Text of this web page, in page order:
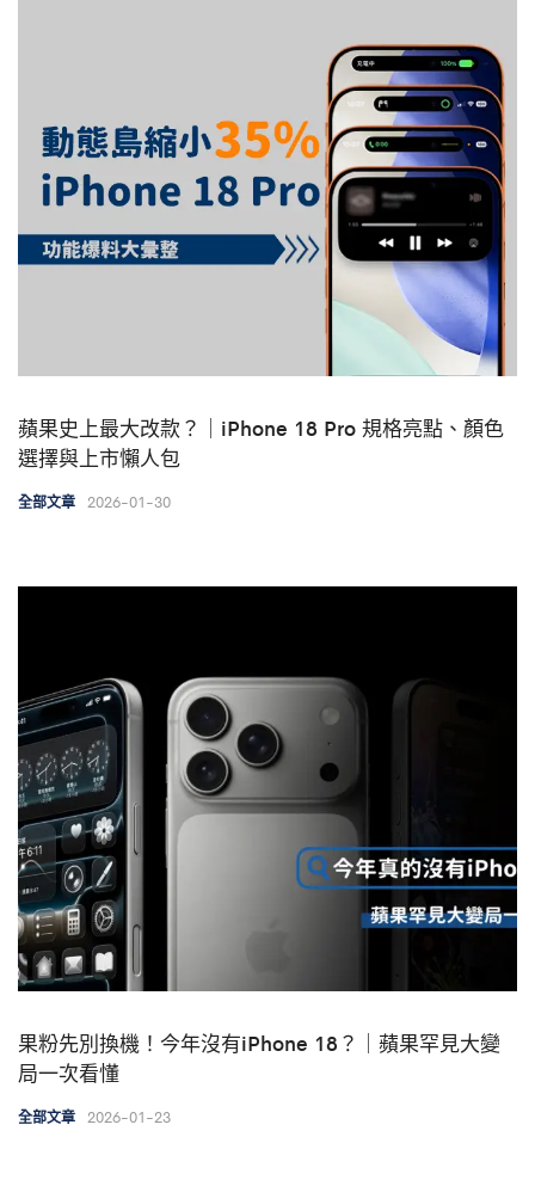
蘋果史上最大改款？｜iPhone 18 Pro 規格亮點、顏色
選擇與上市懶人包
全部文章 2026-01-30
果粉先別換機！今年沒有iPhone 18？｜蘋果罕見大變
局一次看懂
全部文章 2026-01-23